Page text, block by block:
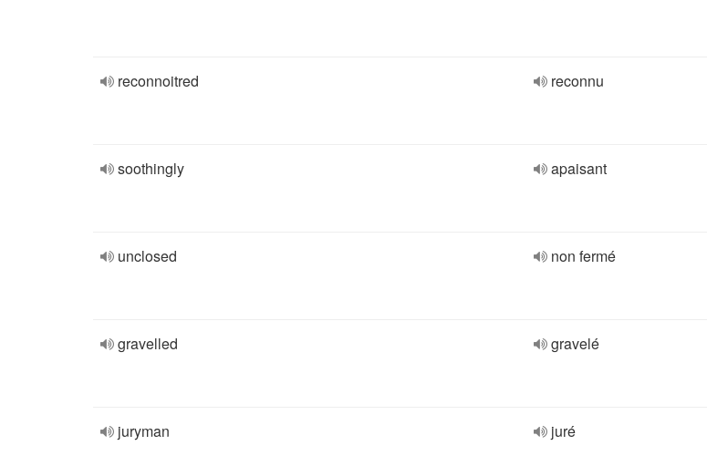
reconnoitred reconnu
soothingly apaisant
unclosed non fermé
gravelled gravelé
juryman juré